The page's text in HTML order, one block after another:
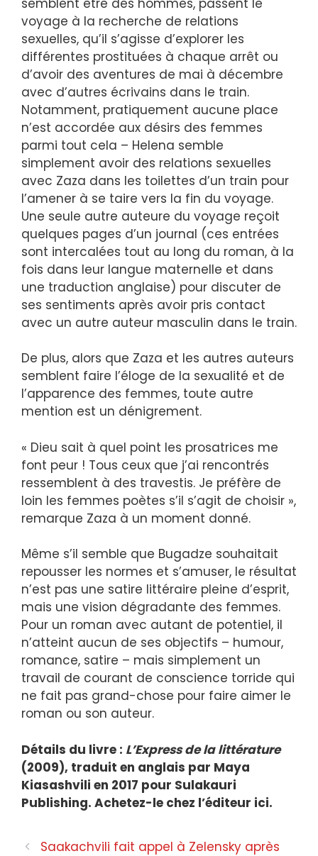
voyage à la recherche de relations
sexuelles, qu’il s’agisse d’explorer les
différentes prostituées à chaque arrêt ou
d’avoir des aventures de mai à décembre
avec d’autres écrivains dans le train.
Notamment, pratiquement aucune place
n’est accordée aux désirs des femmes
parmi tout cela – Helena semble
simplement avoir des relations sexuelles
avec Zaza dans les toilettes d’un train pour
l’amener à se taire vers la fin du voyage.
Une seule autre auteure du voyage reçoit
quelques pages d’un journal (ces entrées
sont intercalées tout au long du roman, à la
fois dans leur langue maternelle et dans
une traduction anglaise) pour discuter de
ses sentiments après avoir pris contact
avec un autre auteur masculin dans le train.
De plus, alors que Zaza et les autres auteurs
semblent faire l’éloge de la sexualité et de
l’apparence des femmes, toute autre
mention est un dénigrement.
« Dieu sait à quel point les prosatrices me
font peur ! Tous ceux que j’ai rencontrés
ressemblent à des travestis. Je préfère de
loin les femmes poètes s’il s’agit de choisir »,
remarque Zaza à un moment donné.
Même s’il semble que Bugadze souhaitait
repousser les normes et s’amuser, le résultat
n’est pas une satire littéraire pleine d’esprit,
mais une vision dégradante des femmes.
Pour un roman avec autant de potentiel, il
n’atteint aucun de ses objectifs – humour,
romance, satire – mais simplement un
travail de courant de conscience torride qui
ne fait pas grand-chose pour faire aimer le
roman ou son auteur.
Détails du livre : L’Express de la littérature
(2009), traduit en anglais par Maya
Kiasashvili en 2017 pour Sulakauri
Publishing. Achetez-le chez l’éditeur ici.
Saakachvili fait appel à Zelensky après